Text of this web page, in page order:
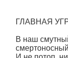
ГЛАВНАЯ
В наш